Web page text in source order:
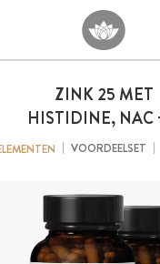
ZINK 25 MET
HISTIDINE, NAC
VOORDEELSET